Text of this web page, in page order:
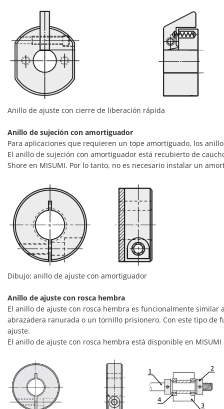
Anillo de ajuste con cierre de liberación rápida
Anillo de sujeción con amortiguador
Para aplicaciones que requieren un tope amortiguado, los
El anillo de sujeción con amortiguador está recubierto de
Shore en MISUMI. Por lo tanto, no es necesario instalar un
Dibujo: anillo de ajuste con amortiguador
Anillo de ajuste con rosca hembra
El anillo de ajuste con rosca hembra es funcionalmente
abrazadera ranurada o un tornillo prisionero. Con este tipo de
ajuste.
El anillo de ajuste con rosca hembra está disponible en